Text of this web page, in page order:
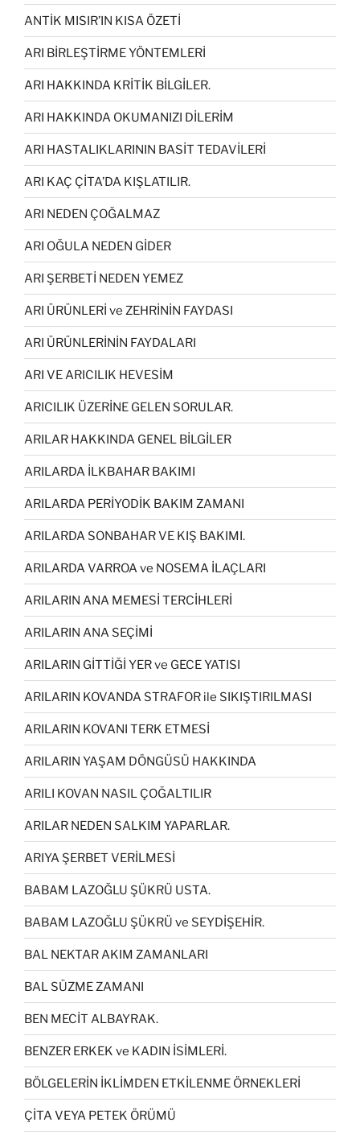
ANTİK MISIR’IN KISA ÖZETİ
ARI BİRLEŞTİRME YÖNTEMLERİ
ARI HAKKINDA KRİTİK BİLGİLER.
ARI HAKKINDA OKUMANIZI DİLERİM
ARI HASTALIKLARININ BASİT TEDAVİLERİ
ARI KAÇ ÇİTA’DA KIŞLATILIR.
ARI NEDEN ÇOĞALMAZ
ARI OĞULA NEDEN GİDER
ARI ŞERBETİ NEDEN YEMEZ
ARI ÜRÜNLERİ ve ZEHRİNİN FAYDASI
ARI ÜRÜNLERİNİN FAYDALARI
ARI VE ARICILIK HEVESİM
ARICILIK ÜZERİNE GELEN SORULAR.
ARILAR HAKKINDA GENEL BİLGİLER
ARILARDA İLKBAHAR BAKIMI
ARILARDA PERİYODİK BAKIM ZAMANI
ARILARDA SONBAHAR VE KIŞ BAKIMI.
ARILARDA VARROA ve NOSEMA İLAÇLARI
ARILARIN ANA MEMESİ TERCİHLERİ
ARILARIN ANA SEÇİMİ
ARILARIN GİTTİĞİ YER ve GECE YATISI
ARILARIN KOVANDA STRAFOR ile SIKIŞTIRILMASI
ARILARIN KOVANI TERK ETMESİ
ARILARIN YAŞAM DÖNGÜSÜ HAKKINDA
ARILI KOVAN NASIL ÇOĞALTILIR
ARILAR NEDEN SALKIM YAPARLAR.
ARIYA ŞERBET VERİLMESİ
BABAM LAZOĞLU ŞÜKRÜ USTA.
BABAM LAZOĞLU ŞÜKRÜ ve SEYDİŞEHİR.
BAL NEKTAR AKIM ZAMANLARI
BAL SÜZME ZAMANI
BEN MECİT ALBAYRAK.
BENZER ERKEK ve KADIN İSİMLERİ.
BÖLGELERİN İKLİMDEN ETKİLENME ÖRNEKLERİ
ÇİTA VEYA PETEK ÖRÜMÜ